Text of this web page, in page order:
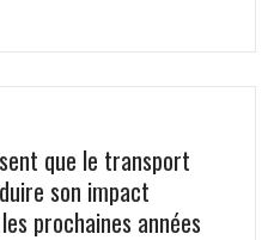
que le transport
son impact
prochaines années